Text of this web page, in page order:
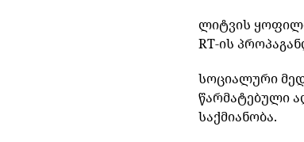
ლიტვის
RT-ის
სოციალური
წარმატებული
საქმიანობა.